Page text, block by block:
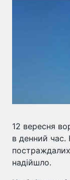
12 вересня
в денний
надійшло.